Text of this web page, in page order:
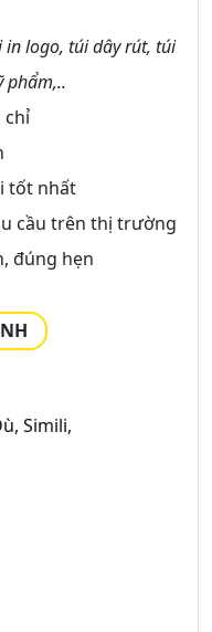
in logo, túi dây rút, túi
phẩm,..
chỉ
tốt nhất
cầu trên thị trường
đúng hẹn
Simili,